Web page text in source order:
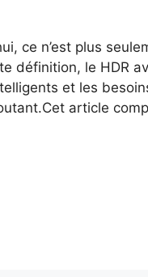
ce n’est plus
définition, le HDR
et les
article